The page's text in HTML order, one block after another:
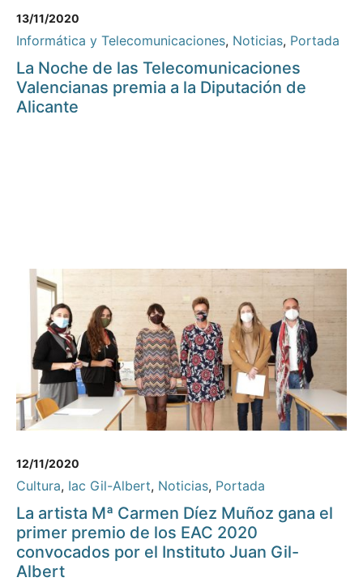
13/11/2020
Informática y Telecomunicaciones, Noticias, Portada
La Noche de las Telecomunicaciones
Valencianas premia a la Diputación de
Alicante
12/11/2020
Cultura, Iac Gil-Albert, Noticias, Portada
La artista Mª Carmen Díez Muñoz gana el
primer premio de los EAC 2020
convocados por el Instituto Juan Gil-
Albert